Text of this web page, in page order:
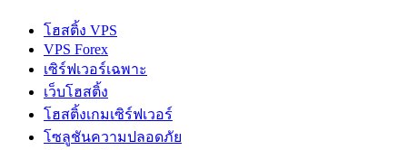
โฮสติ้ง VPS
VPS Forex
เซิร์ฟเวอร์เฉพาะ
เว็บโฮสติ้ง
โฮสติ้งเกมเซิร์ฟเวอร์
โซลูชันความปลอดภัย